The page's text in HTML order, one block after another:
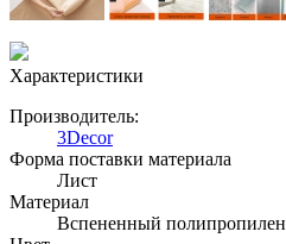
Характеристики
Производитель:
3Decor
Форма поставки материала
Лист
Материал
Вспененный полипропилен